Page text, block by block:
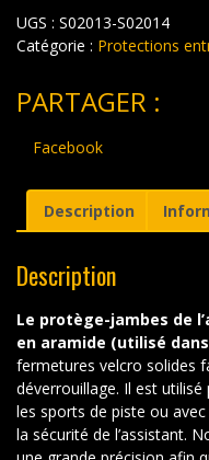
gauche
ou
UGS : S02013-S02014
Catégorie : Protections
PARTAGER :
Facebook
Description
Description
Le protège-jambes de
en aramide (utilisé
fermetures velcro solides
déverrouillage. Il est
les sports de piste ou avec
la sécurité de l’assistant.